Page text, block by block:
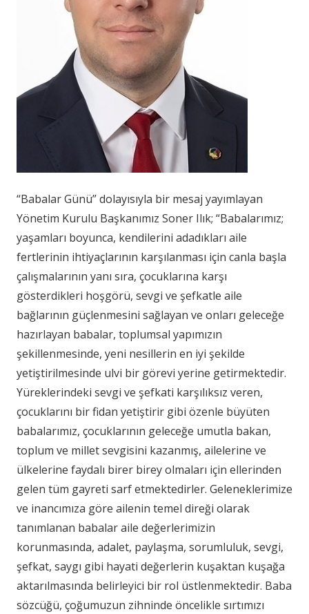
“Babalar Günü” dolayısıyla bir mesaj yayımlayan
Yönetim Kurulu Başkanımız Soner Ilık; “Babalarımız;
yaşamları boyunca, kendilerini adadıkları aile
fertlerinin ihtiyaçlarının karşılanması için canla başla
çalışmalarının yanı sıra, çocuklarına karşı
gösterdikleri hoşgörü, sevgi ve şefkatle aile
bağlarının güçlenmesini sağlayan ve onları geleceğe
hazırlayan babalar, toplumsal yapımızın
şekillenmesinde, yeni nesillerin en iyi şekilde
yetiştirilmesinde ulvi bir görevi yerine getirmektedir.
Yüreklerindeki sevgi ve şefkati karşılıksız veren,
çocuklarını bir fidan yetiştirir gibi özenle büyüten
babalarımız, çocuklarının geleceğe umutla bakan,
toplum ve millet sevgisini kazanmış, ailelerine ve
ülkelerine faydalı birer birey olmaları için ellerinden
gelen tüm gayreti sarf etmektedirler. Geleneklerimize
ve inancımıza göre ailenin temel direği olarak
tanımlanan babalar aile değerlerimizin
korunmasında, adalet, paylaşma, sorumluluk, sevgi,
şefkat, saygı gibi hayati değerlerin kuşaktan kuşağa
aktarılmasında belirleyici bir rol üstlenmektedir. Baba
sözcüğü, çoğumuzun zihninde öncelikle sırtımızı